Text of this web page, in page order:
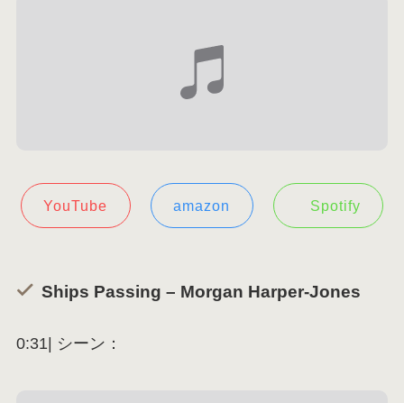
YouTube amazon Spotify
Ships Passing – Morgan Harper-Jones
0:31| シーン：